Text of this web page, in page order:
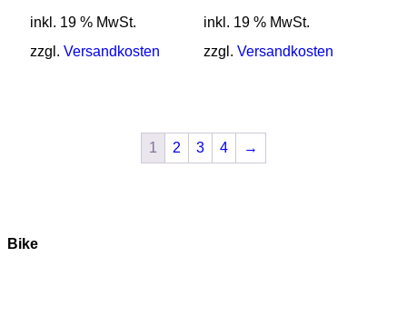
inkl. 19 % MwSt.
zzgl. Versandkosten
inkl. 19 % MwSt.
zzgl. Versandkosten
1 2 3 4 →
Bike